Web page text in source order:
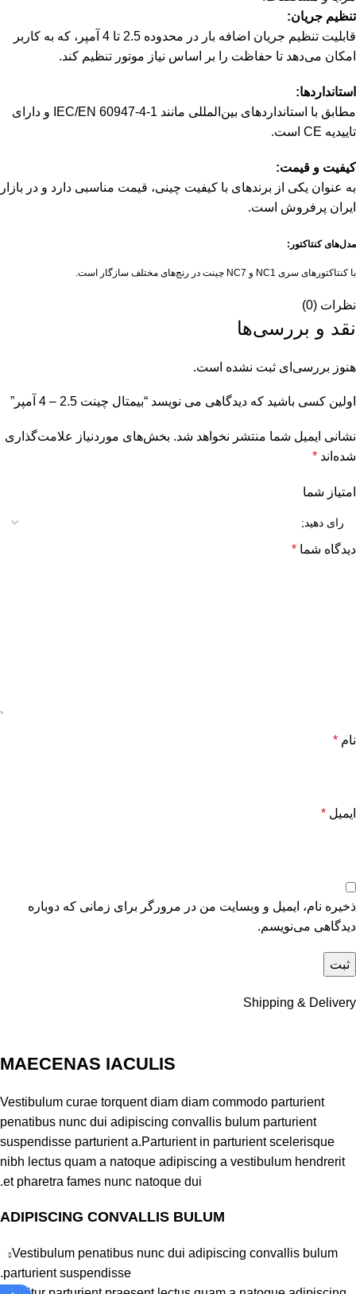
تنظیم جریان:
قابلیت تنظیم جریان اضافه بار در محدوده 2.5 تا 4 آمپر، که به کاربر
امکان می‌دهد تا حفاظت را بر اساس نیاز موتور تنظیم کند.
استانداردها:
مطابق با استانداردهای بین‌المللی مانند IEC/EN 60947-4-1 و دارای
تاییدیه CE است.
کیفیت و قیمت:
به عنوان یکی از برندهای با کیفیت چینی، قیمت مناسبی دارد و در بازار
ایران پرفروش است.
مدل‌های کنتاکتور:
با کنتاکتورهای سری NC1 و NC7 چینت در رنج‌های مختلف سازگار است.
نظرات (0)
نقد و بررسی‌ها
هنوز بررسی‌ای ثبت نشده است.
اولین کسی باشید که دیدگاهی می نویسد “بيمتال چينت 2.5 – 4 آمپر”
نشانی ایمیل شما منتشر نخواهد شد. بخش‌های موردنیاز علامت‌گذاری
شده‌اند *
امتیاز شما
دیدگاه شما *
نام *
ایمیل *
ذخیره نام، ایمیل و وبسایت من در مرورگر برای زمانی که دوباره
دیدگاهی می‌نویسم.
Shipping & Delivery
MAECENAS IACULIS
Vestibulum curae torquent diam diam commodo parturient
penatibus nunc dui adipiscing convallis bulum parturient
suspendisse parturient a.Parturient in parturient scelerisque
nibh lectus quam a natoque adipiscing a vestibulum hendrerit
et pharetra fames nunc natoque dui.
ADIPISCING CONVALLIS BULUM
Vestibulum penatibus nunc dui adipiscing convallis bulum
parturient suspendisse.